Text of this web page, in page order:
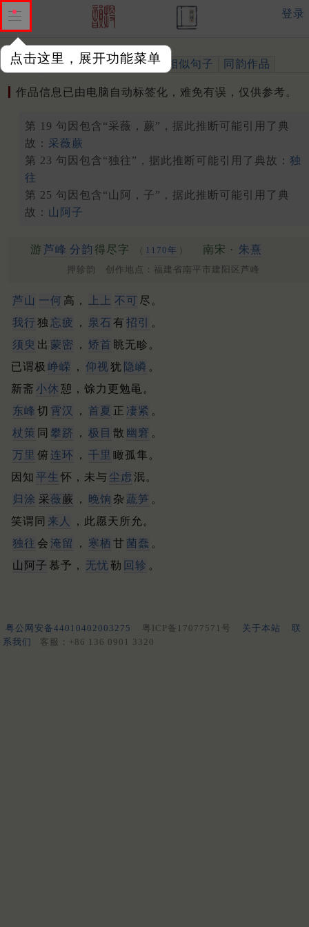
点击这里，展开功能菜单
登录
作品 标注四声 出处、引用 相似句子 同韵作品
作品信息已由电脑自动标签化，难免有误，仅供参考。
第 19 句因包含“采薇，蕨”，据此推断可能引用了典
故： 采薇蕨
第 23 句因包含“独往”，据此推断可能引用了典故： 独
往
第 25 句因包含“山阿，子”，据此推断可能引用了典
故： 山阿子
游 芦峰 分韵 得尽字 （ 1170年 ） 南宋 · 朱熹
押轸韵 创作地点：福建省南平市建阳区芦峰
芦山 一何 高， 上上 不可 尽。
我行 独 忘疲 ， 泉石 有 招引
。
须臾 出 蒙密 ， 矫首 眺无畛。
已谓极 峥嵘 ， 仰视犹 隐嶙 。
新斋 小休 憩，馀力更勉黾。
东峰 切 霄汉 ， 首夏 正 凄紧 。
杖策 同 攀跻 ， 极目 散 幽窘 。
万里 俯 连环 ， 千里 瞰孤隼。
因知 平生 怀，未与 尘虑 泯。
归涂 采薇蕨 ， 晚饷 杂蔬笋 。
笑谓同 来人
，此愿天所允。
独往 会 淹留 ， 寒栖 甘 菌蠢 。
山阿子 慕予， 无忧勒 回轸 。
粤公网安备44010402003275 粤ICP备17077571号 关于本站
联
系我们
客服：+86 136 0901 3320